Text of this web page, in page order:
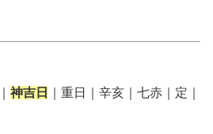
神吉日
｜重日｜辛亥｜七赤｜定｜